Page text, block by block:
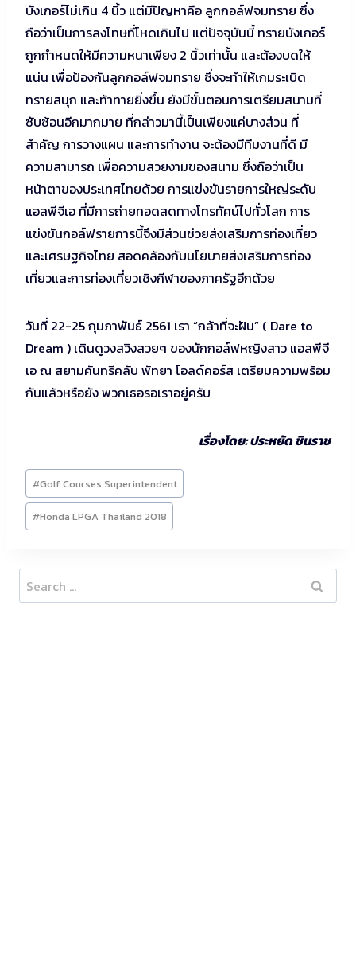
บังเกอร์ไม่เกิน 4 นิ้ว แต่มีปัญหาคือ ลูกกอล์ฟจมทราย ซึ่ง
ถือว่าเป็นการลงโทษที่โหดเกินไป แต่ปัจจุบันนี้ ทรายบังเกอร์
ถูกกำหนดให้มีความหนาเพียง 2 นิ้วเท่านั้น และต้องบดให้
แน่น เพื่อป้องกันลูกกอล์ฟจมทราย ซึ่งจะทำให้เกมระเบิด
ทรายสนุก และท้าทายยิ่งขึ้น ยังมีขั้นตอนการเตรียมสนามที่
ซับซ้อนอีกมากมาย ที่กล่าวมานี้เป็นเพียงแค่บางส่วน ที่
สำคัญ การวางแผน และการทำงาน จะต้องมีทีมงานที่ดี มี
ความสามารถ เพื่อความสวยงามของสนาม ซึ่งถือว่าเป็น
หน้าตาของประเทศไทยด้วย การแข่งขันรายการใหญ่ระดับ
แอลพีจีเอ ที่มีการถ่ายทอดสดทางโทรทัศน์ไปทั่วโลก การ
แข่งขันกอล์ฟรายการนี้จึงมีส่วนช่วยส่งเสริมการท่องเที่ยว
และเศรษฐกิจไทย สอดคล้องกับนโยบายส่งเสริมการท่อง
เที่ยวและการท่องเที่ยวเชิงกีฬาของภาครัฐอีกด้วย
วันที่ 22-25 กุมภาพันธ์ 2561 เรา “กล้าที่จะฝัน” ( Dare to
Dream ) เดินดูวงสวิงสวยๆ ของนักกอล์ฟหญิงสาว แอลพีจี
เอ ณ สยามคันทรีคลับ พัทยา โอลด์คอร์ส เตรียมความพร้อม
กันแล้วหรือยัง พวกเธอรอเราอยู่ครับ
เรื่องโดย: ประหยัด ชินราช
Post
Tags:
#Golf Courses Superintendent
#Honda LPGA Thailand 2018
Search
for: